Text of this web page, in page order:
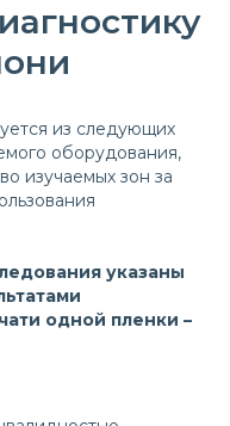
из следующих
оборудования,
изучаемых зон за
указаны
одной пленки –